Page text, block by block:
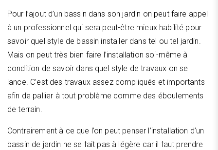
Pour l’ajout d’un bassin dans son jardin on peut faire appel
à un professionnel qui sera peut-être mieux habilité pour
savoir quel style de bassin installer dans tel ou tel jardin.
Mais on peut très bien faire l’installation soi-même à
condition de savoir dans quel style de travaux on se
lance. C’est des travaux assez compliqués et importants
afin de pallier à tout problème comme des éboulements
de terrain.
Contrairement à ce que l’on peut penser l’installation d’un
bassin de jardin ne se fait pas à légère car il faut prendre